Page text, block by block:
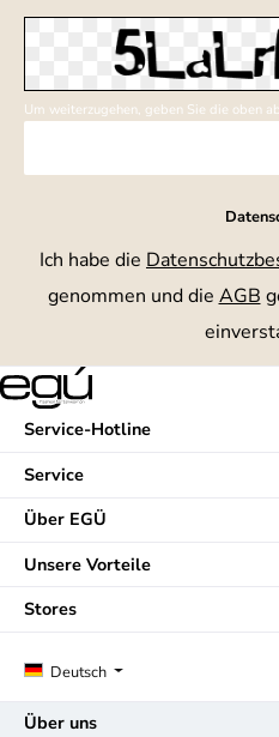
Um weiterzugehen, geben Sie die oben
Ich habe die
genommen und die AGB
Service-Hotline
Service
Über EGÜ
Unsere Vorteile
Deutsch
Stores
Über uns